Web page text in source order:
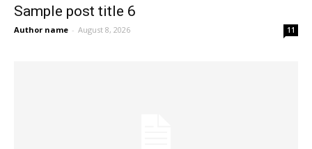
Sample post title 6
Author name - August 8, 2026 11